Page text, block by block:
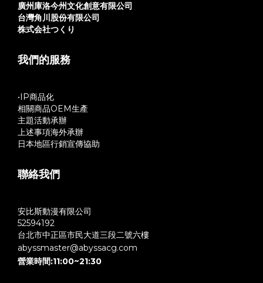
廣州庫洛今州文化創意有限公司
台灣角川股份有限公司
株式会社つくり
我們的服務
•IP商品化
相關商品OEM生產
主題活動承辦
上述事項海外承辦
日本地區行銷宣傳協助
聯絡我們
安比斯動漫有限公司
52594192
台北市中正區市民大道三段二號六樓
abyssmaster@abyssacg.com
營業時間:11:00~21:30